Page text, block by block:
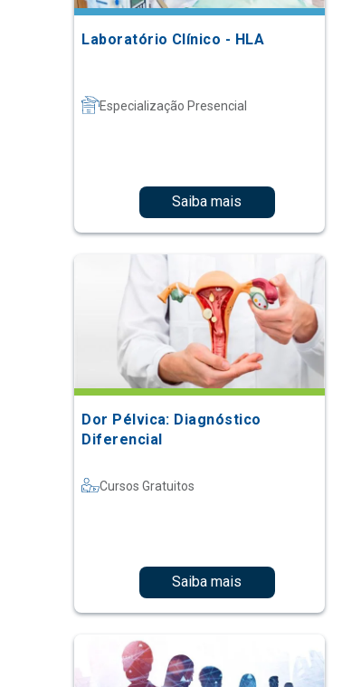
Laboratório Clínico - HLA
Especialização Presencial
Saiba mais
Dor Pélvica: Diagnóstico
Diferencial
Cursos Gratuitos
Saiba mais